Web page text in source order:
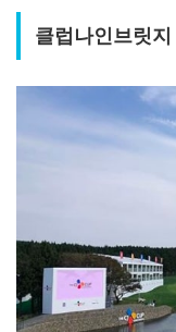
클럽나인브릿지